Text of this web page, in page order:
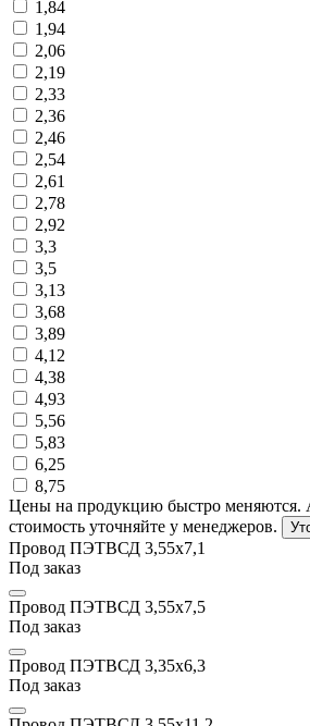
1,84
1,94
2,06
2,19
2,33
2,36
2,46
2,54
2,61
2,78
2,92
3,3
3,5
3,13
3,68
3,89
4,12
4,38
4,93
5,56
5,83
6,25
8,75
Цены на продукцию быстро меняются.
стоимость уточняйте у менеджеров.
Провод ПЭТВСД 3,55х7,1
Под заказ
Провод ПЭТВСД 3,55х7,5
Под заказ
Провод ПЭТВСД 3,35х6,3
Под заказ